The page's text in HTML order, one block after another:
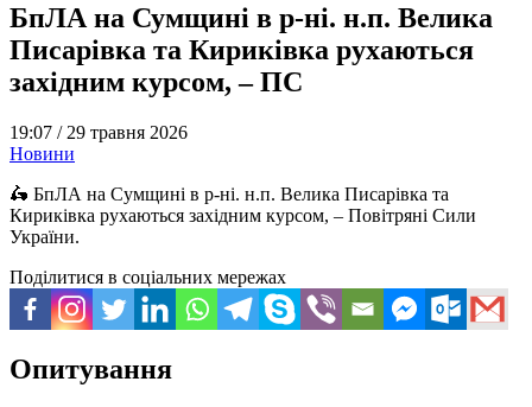
БпЛА на Сумщині в р-ні. н.п. Велика
Писарівка та Кириківка рухаються
західним курсом, – ПС
19:07 / 29 травня 2026
Новини
🛵 БпЛА на Сумщині в р-ні. н.п. Велика Писарівка та
Кириківка рухаються західним курсом, – Повітряні Сили
України.
Поділитися в соціальних мережах
Опитування